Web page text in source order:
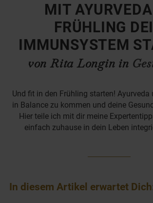
MIT
FRÜHLING
IMMUNSYSTEM
von Rita Longin in
Und fit in den Frühling starten! Ayurveda
in Balance zu kommen und deine
Hier teile ich mit dir meine
einfach zuhause in dein Leben
In diesem Artikel erwartet